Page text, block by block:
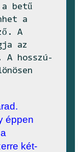
betű
a
A
az
hosszú-
éppen
két-